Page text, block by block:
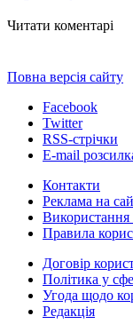
Читати коментарі
Повна версія сайту
Facebook
Twitter
RSS-стрічки
E-mail
Контакти
Реклама на
Використання
Правила
Договір
Політика у
Угода щодо
Редакція